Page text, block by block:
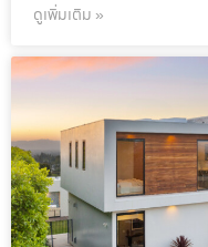
ดูเพิ่มเติม »